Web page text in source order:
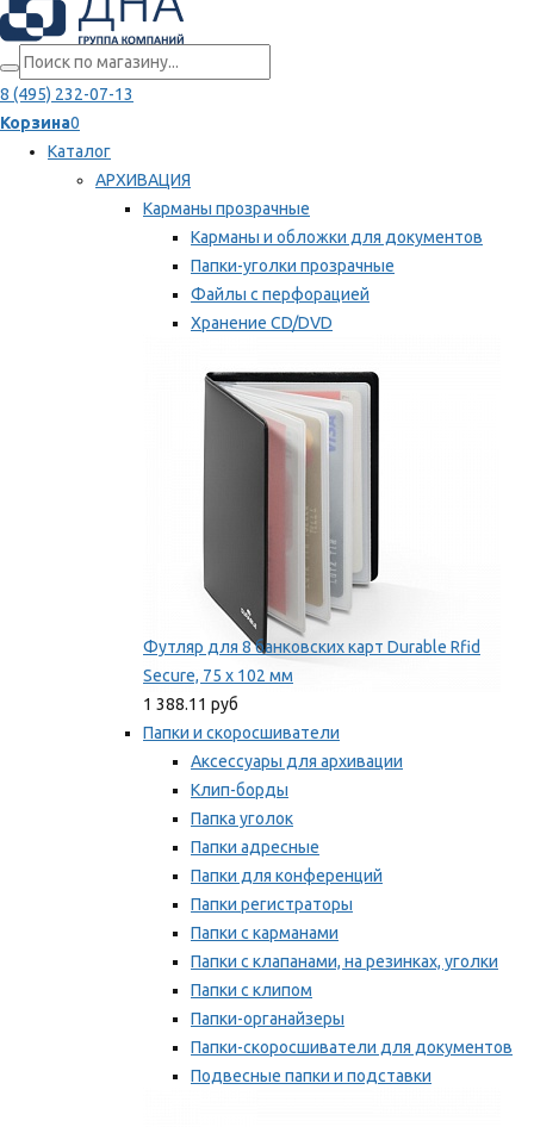
8 (495) 232-07-13
Корзина0
Каталог
АРХИВАЦИЯ
Карманы прозрачные
Карманы и обложки для документов
Папки-уголки прозрачные
Файлы с перфорацией
Хранение CD/DVD
Мы рекомендуем
Футляр для 8 банковских карт Durable Rfid
Secure, 75 х 102 мм
1 388.11 руб
Папки и скоросшиватели
Аксессуары для архивации
Клип-борды
Папка уголок
Папки адресные
Папки для конференций
Папки регистраторы
Папки с карманами
Папки с клапанами, на резинках, уголки
Папки с клипом
Папки-органайзеры
Папки-скоросшиватели для документов
Подвесные папки и подставки